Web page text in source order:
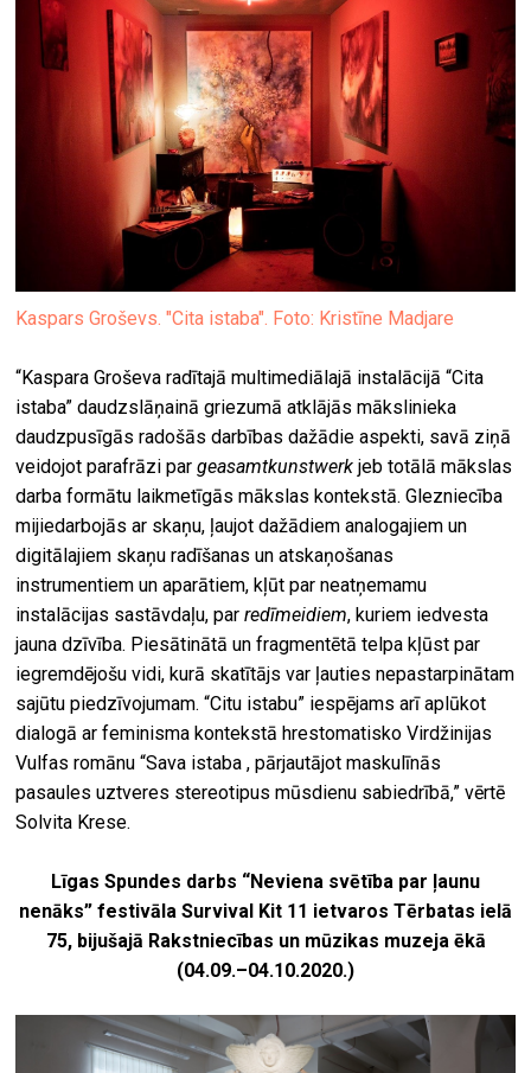
Kaspars Groševs. "Cita istaba". Foto: Kristīne Madjare
“Kaspara Groševa radītajā multimediālajā instalācijā “Cita
istaba” daudzslāņainā griezumā atklājās mākslinieka
daudzpusīgās radošās darbības dažādie aspekti, savā ziņā
veidojot parafrāzi pargeasamtkunstwerk jeb totālā mākslas
darba formātu laikmetīgās mākslas kontekstā. Glezniecība
mijiedarbojās ar skaņu, ļaujot dažādiem analogajiem un
digitālajiem skaņu radīšanas un atskaņošanas
instrumentiem un aparātiem, kļūt par neatņemamu
instalācijas sastāvdaļu, parredīmeidiem, kuriem iedvesta
jauna dzīvība. Piesātinātā un fragmentētā telpa kļūst par
iegremdējošu vidi, kurā skatītājs var ļauties nepastarpinātam
sajūtu piedzīvojumam. “Citu istabu” iespējams arī aplūkot
dialogā ar feminisma kontekstā hrestomatisko Virdžinijas
Vulfas romānu “Sava istaba , pārjautājot maskulīnās
pasaules uztveres stereotipus mūsdienu sabiedrībā,” vērtē
Solvita Krese.
Līgas Spundes darbs “Neviena svētība par ļaunu
nenāks” festivāla Survival Kit 11 ietvaros Tērbatas ielā
75, bijušajā Rakstniecības un mūzikas muzeja ēkā
(04.09.–04.10.2020.)